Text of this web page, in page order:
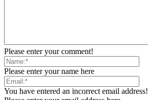
Please enter your comment!
Please enter your name here
You have entered an incorrect email address!